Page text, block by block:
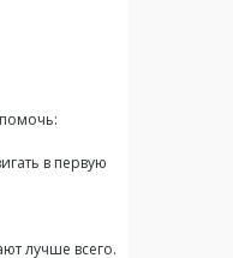
в первую
лучше всего.